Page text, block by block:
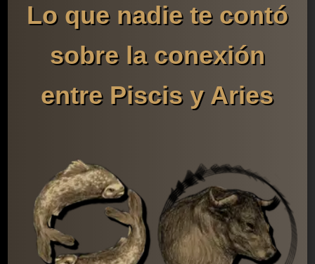
Lo que nadie te contó
sobre la conexión
entre Piscis y Aries